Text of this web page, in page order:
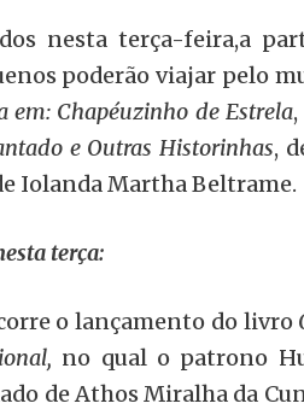
nesta terça-feira,a
poderão viajar pelo
em: Chapéuzinho de Estrela
e Outras Historinhas,
Iolanda Martha Beltrame.
terça:
o lançamento do livro
no qual o patrono
de Athos Miralha da